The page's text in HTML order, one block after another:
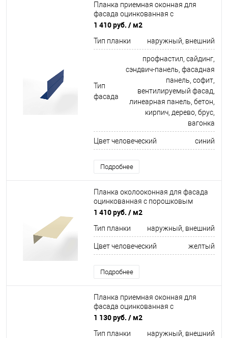
Планка приемная оконная для
фасада оцинкованная с
порошковым покрытием 0,45мм
1 410 руб. / м2
Тип планки наружный, внешний
Тип
фасада
профнастил, сайдинг,
сэндвич-панель, фасадная
панель, софит,
вентилируемый фасад,
линеарная панель, бетон,
кирпич, дерево, брус,
вагонка
Цвет человеческий синий
Подробнее
Планка околооконная для фасада
оцинкованная с порошковым
покрытием 0,45мм ширина более
1 410 руб. / м2
Тип планки наружный, внешний
Цвет человеческий желтый
Подробнее
Планка приемная оконная для
фасада оцинкованная с
порошковым покрытием 0,45мм
1 130 руб. / м2
Тип планки наружный, внешний